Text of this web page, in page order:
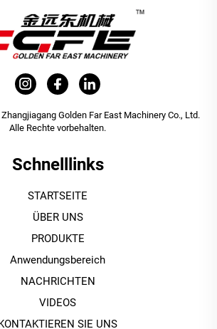
Golden Far East Machinery Co., Ltd.
Alle Rechte vorbehalten.
Schnelllinks
STARTSEITE
ÜBER UNS
PRODUKTE
Anwendungsbereich
NACHRICHTEN
VIDEOS
SIE UNS